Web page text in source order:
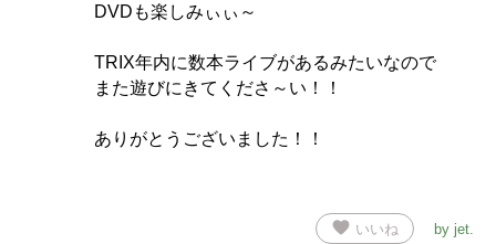
DVDも楽しみぃぃ～
TRIX年内に数本ライブがあるみたいなので
また遊びにきてくださ～い！！
ありがとうございました！！
favorite いいね by jet